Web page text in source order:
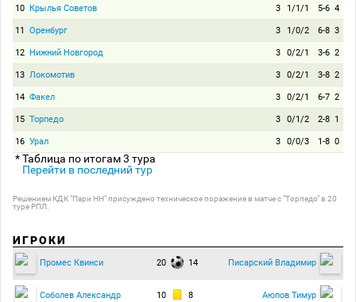
10 Крылья Советов 3 1/1/1 5-6 4
11 Оренбург 3 1/0/2 6-8 3
12 Нижний Новгород 3 0/2/1 3-6 2
13 Локомотив 3 0/2/1 3-8 2
14 Факел 3 0/2/1 6-7 2
15 Торпедо 3 0/1/2 2-8 1
16 Урал 3 0/0/3 1-8 0
* Таблица по итогам 3 тура
Перейти в последний тур
Решением КДК "Пари НН" присуждено техническое поражение в матче с "Торпедо" в 20
туре РПЛ.
ИГРОКИ
Промес Квинси 20 14 Писарский Владимир
Соболев Александр 10 8 Аюпов Тимур